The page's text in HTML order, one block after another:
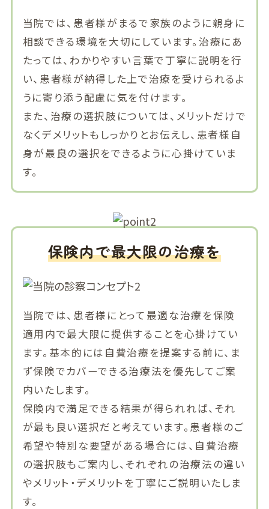
当院では、患者様がまるで家族のように親身に
相談できる環境を大切にしています。治療にあ
たっては、わかりやすい言葉で丁寧に説明を行
い、患者様が納得した上で治療を受けられるよ
うに寄り添う配慮に気を付けます。
また、治療の選択肢については、メリットだけで
なくデメリットもしっかりとお伝えし、患者様自
身が最良の選択をできるように心掛けていま
す。
保険内で最大限の治療を
当院では、患者様にとって最適な治療を保険
適用内で最大限に提供することを心掛けてい
ます。基本的には自費治療を提案する前に、ま
ず保険でカバーできる治療法を優先してご案
内いたします。
保険内で満足できる結果が得られれば、それ
が最も良い選択だと考えています。患者様のご
希望や特別な要望がある場合には、自費治療
の選択肢もご案内し、それぞれの治療法の違い
やメリット・デメリットを丁寧にご説明いたしま
す。